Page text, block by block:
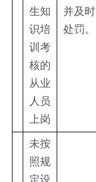
生知
识培
训考
核的
从业
人员
上岗
并及
处罚。
未按
照规
定设